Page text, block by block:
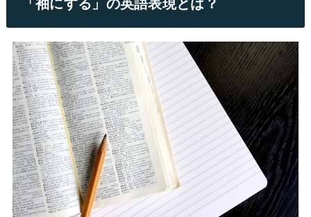
「袖にする」の英語表現とは？